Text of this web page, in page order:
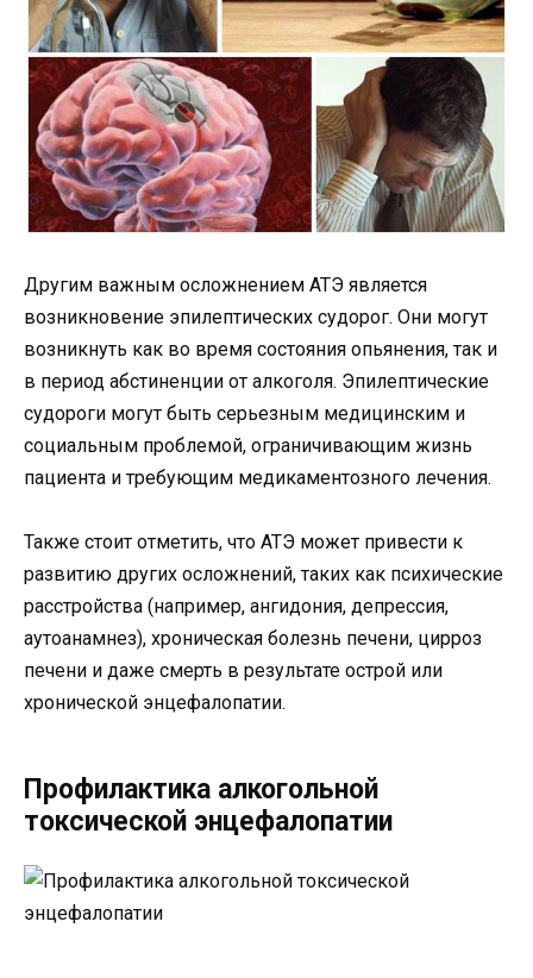
Другим важным осложнением АТЭ является
возникновение эпилептических судорог. Они могут
возникнуть как во время состояния опьянения, так и
в период абстиненции от алкоголя. Эпилептические
судороги могут быть серьезным медицинским и
социальным проблемой, ограничивающим жизнь
пациента и требующим медикаментозного лечения.
Также стоит отметить, что АТЭ может привести к
развитию других осложнений, таких как психические
расстройства (например, ангидония, депрессия,
аутоанамнез), хроническая болезнь печени, цирроз
печени и даже смерть в результате острой или
хронической энцефалопатии.
Профилактика алкогольной
токсической энцефалопатии